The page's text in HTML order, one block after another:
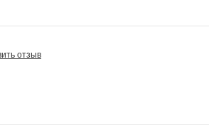
отзыв